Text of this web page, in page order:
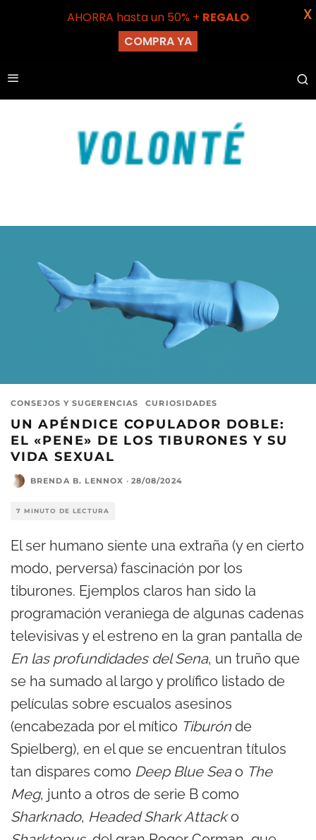
CONSEJOS Y SUGERENCIAS CURIOSIDADES
UN APÉNDICE COPULADOR DOBLE:
EL «PENE» DE LOS TIBURONES Y SU
VIDA SEXUAL
BRENDA B. LENNOX · 28/08/2024
7 MINUTO DE LECTURA
El ser humano siente una extraña (y en cierto
modo, perversa) fascinación por los
tiburones. Ejemplos claros han sido la
programación veraniega de algunas cadenas
televisivas y el estreno en la gran pantalla de
En las profundidades del Sena, un truño que
se ha sumado al largo y prolífico listado de
películas sobre escualos asesinos
(encabezada por el mítico Tiburón de
Spielberg), en el que se encuentran títulos
tan dispares como Deep Blue Seao The
Meg, junto a otros de serie B como
Sharknado, Headed Shark Attacko
AHORRA hasta un 50% + REGALO
COMPRA YA
X